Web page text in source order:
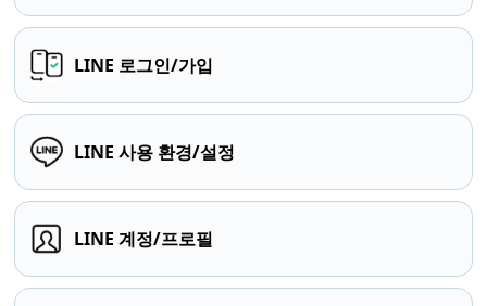
LINE 로그인/가입
LINE 사용 환경/설정
LINE 계정/프로필